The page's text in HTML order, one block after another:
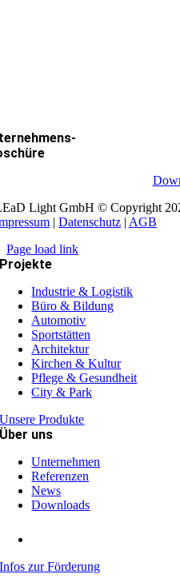
Light GmbH © Copyright
| Datenschutz | AGB
Page load link
Projekte
Industrie & Logistik
Büro & Bildung
Automotiv
Sportstätten
Architektur
Kirchen & Kultur
Pflege & Gesundheit
City & Park
Unsere Produkte
Über uns
Unternehmen
Referenzen
News
Downloads
Infos zur Förderung